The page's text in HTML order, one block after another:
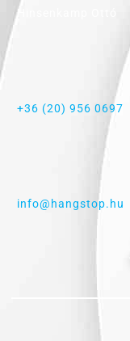
Hinsenkamp Ottó
+36 (20) 956 0697
info@hangstop.hu